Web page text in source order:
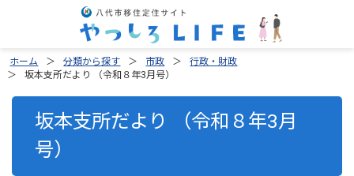
ホーム 分類から探す 市政
行政・財政
坂本支所だより （令和８年3月号）
坂本支所だより （令和８年3月
号）